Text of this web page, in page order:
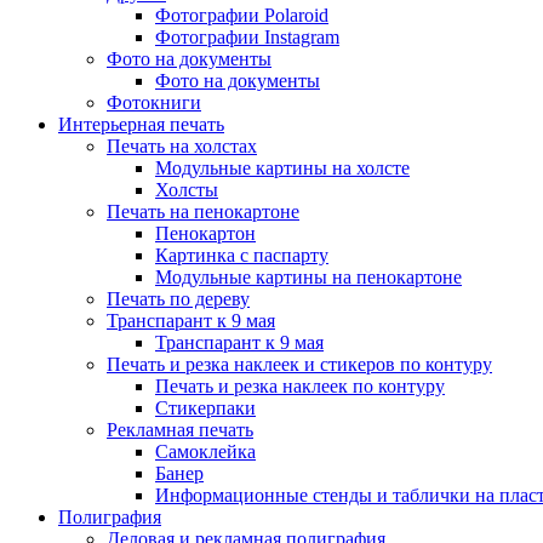
Фотографии Polaroid
Фотографии Instagram
Фото на документы
Фото на документы
Фотокниги
Интерьерная печать
Печать на холстах
Модульные картины на холсте
Холсты
Печать на пенокартоне
Пенокартон
Картинка с паспарту
Модульные картины на пенокартоне
Печать по дереву
Транспарант к 9 мая
Транспарант к 9 мая
Печать и резка наклеек и стикеров по контуру
Печать и резка наклеек по контуру
Стикерпаки
Рекламная печать
Самоклейка
Банер
Информационные стенды и таблички на
Полиграфия
Деловая и рекламная полиграфия